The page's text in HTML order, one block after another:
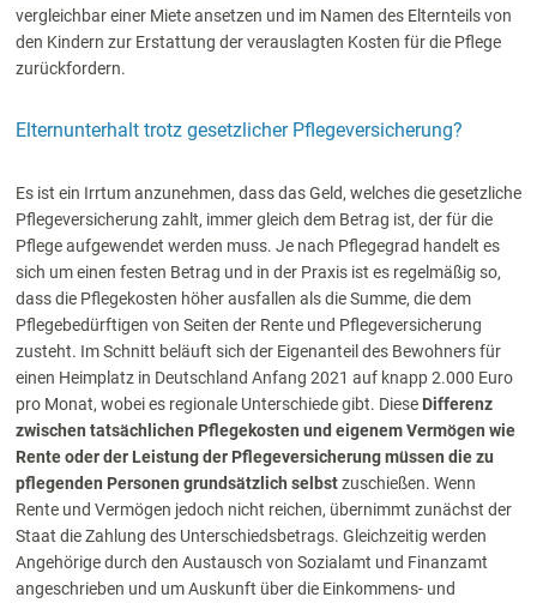
vergleichbar einer Miete ansetzen und im Namen des Elternteils von
den Kindern zur Erstattung der verauslagten Kosten für die Pflege
zurückfordern.
Elternunterhalt trotz gesetzlicher Pflegeversicherung?
Es ist ein Irrtum anzunehmen, dass das Geld, welches die gesetzliche
Pflegeversicherung zahlt, immer gleich dem Betrag ist, der für die
Pflege aufgewendet werden muss. Je nach Pflegegrad handelt es
sich um einen festen Betrag und in der Praxis ist es regelmäßig so,
dass die Pflegekosten höher ausfallen als die Summe, die dem
Pflegebedürftigen von Seiten der Rente und Pflegeversicherung
zusteht. Im Schnitt beläuft sich der Eigenanteil des Bewohners für
einen Heimplatz in Deutschland Anfang 2021 auf knapp 2.000 Euro
pro Monat, wobei es regionale Unterschiede gibt. Diese Differenz
zwischen tatsächlichen Pflegekosten und eigenem Vermögen wie
Rente oder der Leistung der Pflegeversicherung müssen die zu
pflegenden Personen grundsätzlich selbstzuschießen. Wenn
Rente und Vermögen jedoch nicht reichen, übernimmt zunächst der
Staat die Zahlung des Unterschiedsbetrags. Gleichzeitig werden
Angehörige durch den Austausch von Sozialamt und Finanzamt
angeschrieben und umAuskunft über die Einkommens- und